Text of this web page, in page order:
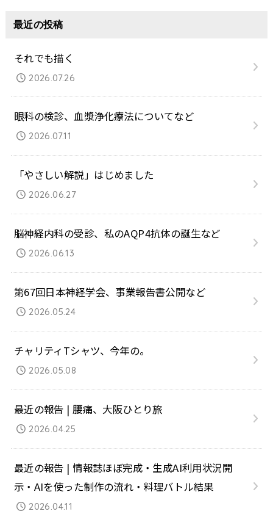
最近の投稿
それでも描く
2026.07.26
眼科の検診、血漿浄化療法についてなど
2026.07.11
「やさしい解説」はじめました
2026.06.27
脳神経内科の受診、私のAQP4抗体の誕生など
2026.06.13
第67回日本神経学会、事業報告書公開など
2026.05.24
チャリティTシャツ、今年の。
2026.05.08
最近の報告 | 腰痛、大阪ひとり旅
2026.04.25
最近の報告 | 情報誌ほぼ完成・生成AI利用状況開
示・AIを使った制作の流れ・料理バトル結果
2026.04.11